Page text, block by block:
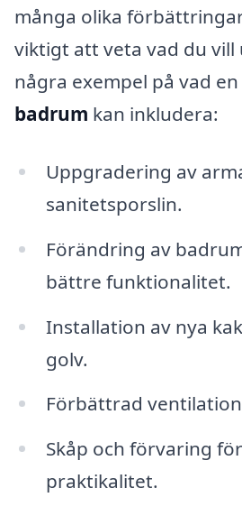
många olika
viktigt att veta vad du vill
några exempel på vad en
badrum kan inkludera:
Uppgradering av
sanitetsporslin.
Förändring av
bättre funktionalitet.
Installation av nya
golv.
Förbättrad
Skåp och förvaring
praktikalitet.